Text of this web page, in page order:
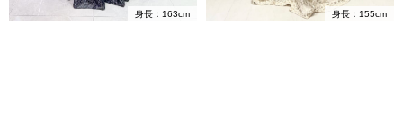
身長：163cm 身長：155cm